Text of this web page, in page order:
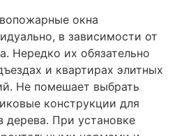
окна
в зависимости от
Нередко их обязательно
и квартирах элитных
Не помешает выбрать
конструкции для
дерева. При установке